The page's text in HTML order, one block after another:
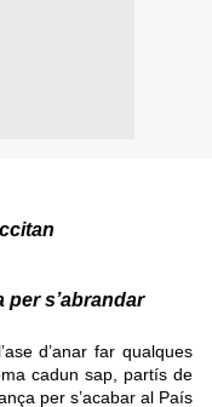
per s’abrandar
d’anar far qualques
cadun sap, partís de
per s’acabar al País